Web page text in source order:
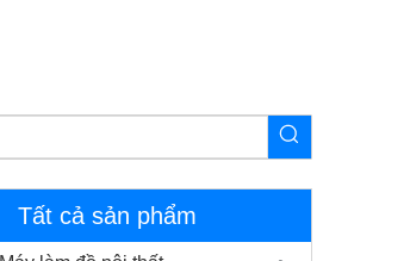
Tất cả sản phẩm